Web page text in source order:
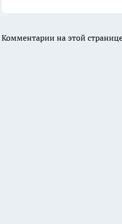
Комментарии на этой